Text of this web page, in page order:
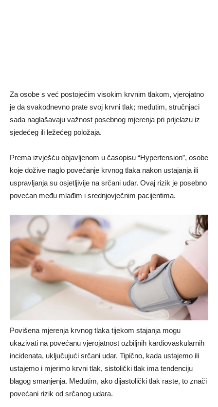
Za osobe s već postojećim visokim krvnim tlakom, vjerojatno
je da svakodnevno prate svoj krvni tlak; međutim, stručnjaci
sada naglašavaju važnost posebnog mjerenja pri prijelazu iz
sjedećeg ili ležećeg položaja.
Prema izvješću objavljenom u časopisu “Hypertension”, osobe
koje dožive naglo povećanje krvnog tlaka nakon ustajanja ili
uspravljanja su osjetljivije na srčani udar. Ovaj rizik je posebno
povećan među mlađim i srednjovječnim pacijentima.
Povišena mjerenja krvnog tlaka tijekom stajanja mogu
ukazivati ​​na povećanu vjerojatnost ozbiljnih kardiovaskularnih
incidenata, uključujući srčani udar. Tipično, kada ustajemo ili
ustajemo i mjerimo krvni tlak, sistolički tlak ima tendenciju
blagog smanjenja. Međutim, ako dijastolički tlak raste, to znači
povećani rizik od srčanog udara.